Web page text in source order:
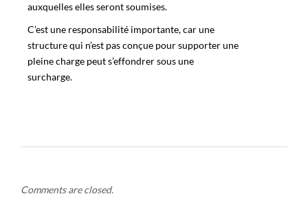
auxquelles elles seront soumises.
C’est une responsabilité importante, car une
structure qui n’est pas conçue pour supporter une
pleine charge peut s’effondrer sous une
surcharge.
Comments are closed.